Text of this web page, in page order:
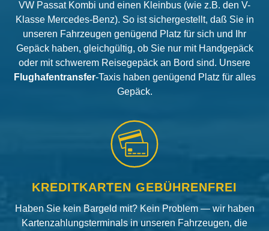
VW Passat Kombi und einen Kleinbus (wie z.B. den V-
Klasse Mercedes-Benz). So ist sichergestellt, daß Sie in
unseren Fahrzeugen genügend Platz für sich und Ihr
Gepäck haben, gleichgültig, ob Sie nur mit Handgepäck
oder mit schwerem Reisegepäck an Bord sind. Unsere
Flughafentransfer-Taxis haben genügend Platz für alles
Gepäck.
KREDITKARTEN GEBÜHRENFREI
Haben Sie kein Bargeld mit? Kein Problem — wir haben
Kartenzahlungsterminals in unseren Fahrzeugen, die